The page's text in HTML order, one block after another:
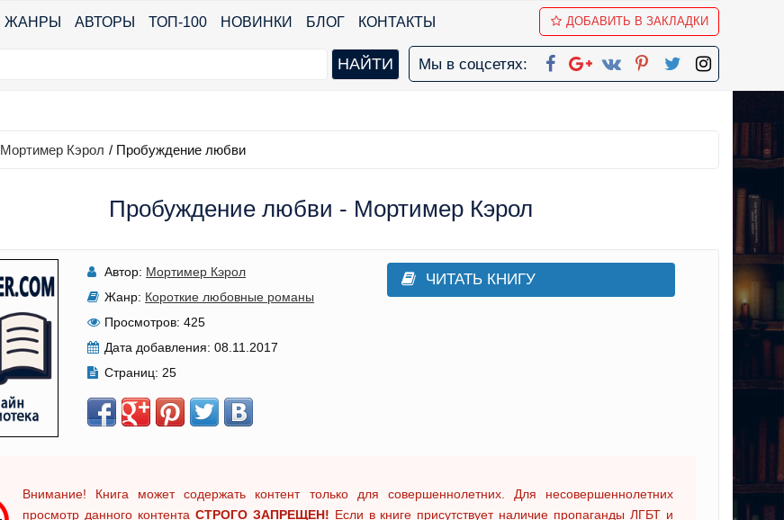
ЖАНРЫ АВТОРЫ ТОП-100 НОВИНКИ БЛОГ КОНТАКТЫ ДОБАВИТЬ В ЗАКЛАДКИ
Мы в соцсетях:
Мортимер Кэрол / Пробуждение любви
Пробуждение любви - Мортимер Кэрол
Автор: Мортимер Кэрол
Жанр: Короткие любовные романы
Просмотров: 425
Дата добавления: 08.11.2017
Страниц: 25
ЧИТАТЬ КНИГУ
Внимание! Книга может содержать контент только для совершеннолетних. Для несовершеннолетних
просмотр данного контента СТРОГО ЗАПРЕЩЕН! Если в книге присутствует наличие пропаганды ЛГБТ и